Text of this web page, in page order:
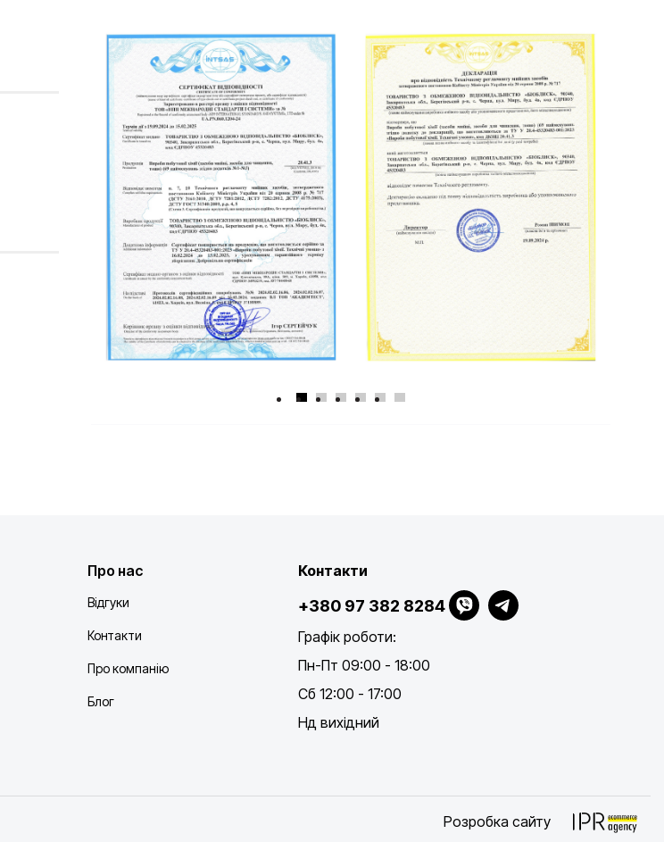
Про нас
Відгуки
Контакти
Про компанію
Блог
Контакти
+380 97 382 8284
Графік роботи:
Пн-Пт 09:00 - 18:00
Сб 12:00 - 17:00
Нд вихідний
Розробка сайту